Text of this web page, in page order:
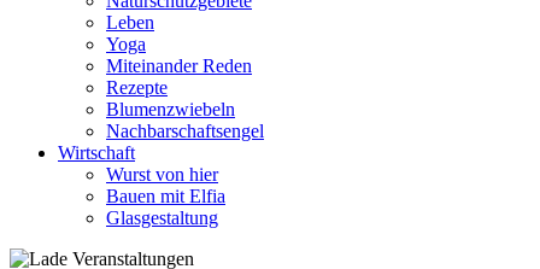
Leben
Yoga
Miteinander Reden
Rezepte
Blumenzwiebeln
Nachbarschaftsengel
Wirtschaft
Wurst von hier
Bauen mit Elfia
Glasgestaltung